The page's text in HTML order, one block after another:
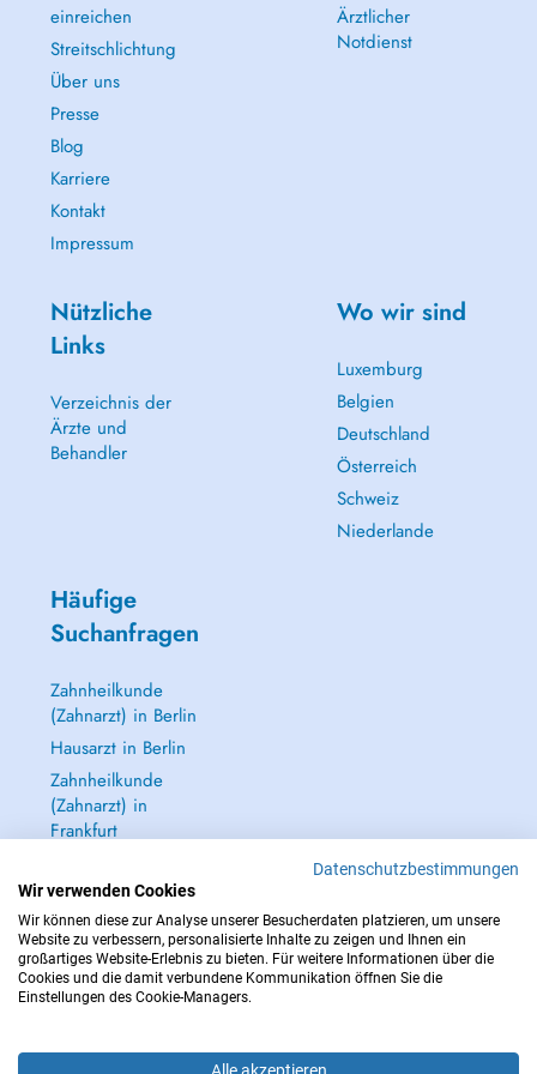
einreichen
Streitschlichtung
Über uns
Presse
Blog
Karriere
Kontakt
Impressum
Ärztlicher
Notdienst
Nützliche
Links
Verzeichnis der
Ärzte und
Behandler
Wo wir sind
Luxemburg
Belgien
Deutschland
Österreich
Schweiz
Niederlande
Häufige
Suchanfragen
Zahnheilkunde
(Zahnarzt) in Berlin
Hausarzt in Berlin
Zahnheilkunde
(Zahnarzt) in
Frankfurt
(Hautarzt) in
Frankfurt
Alle anzeigen →
Datenschutzbestimmungen
Wir verwenden Cookies
Wir können diese zur Analyse unserer Besucherdaten platzieren, um unsere
Website zu verbessern, personalisierte Inhalte zu zeigen und Ihnen ein
großartiges Website-Erlebnis zu bieten. Für weitere Informationen über die
Cookies und die damit verbundene Kommunikation öffnen Sie die
Einstellungen des Cookie-Managers.